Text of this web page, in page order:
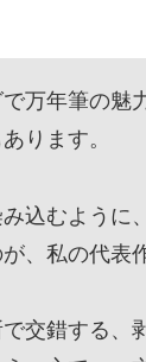
万年筆の魅
ります。
込むように
、私の代表
交錯する、